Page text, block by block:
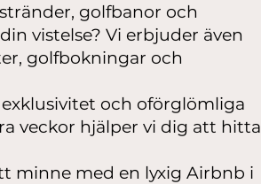
golfbanor och
vistelse? Vi erbjuder även
golfbokningar och
och oförglömliga
veckor hjälper vi dig att hitta
minne med en lyxig Airbnb i